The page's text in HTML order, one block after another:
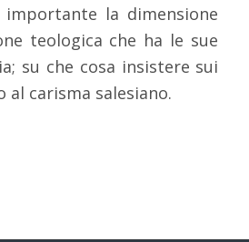
importante la dimensione
teologica che ha le sue
su che cosa insistere sui
al carisma salesiano.